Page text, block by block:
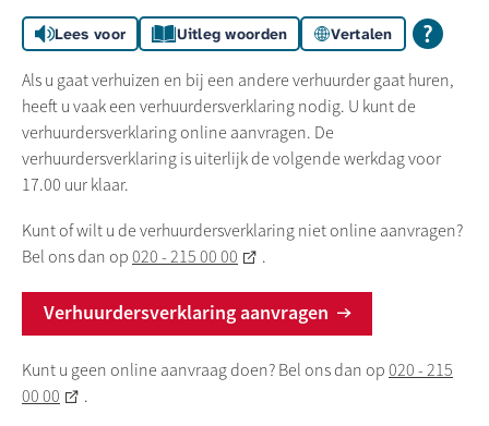
Lees voor Uitleg woorden Vertalen
Als u gaat verhuizen en bij een andere verhuurder gaat huren,
heeft u vaak een verhuurdersverklaring nodig. U kunt de
verhuurdersverklaring online aanvragen. De
verhuurdersverklaring is uiterlijk de volgende werkdag voor
17.00 uur klaar.
Kunt of wilt u de verhuurdersverklaring niet online aanvragen?
Bel ons dan op 020 - 215 00 00 .
Verhuurdersverklaring aanvragen
Kunt u geen online aanvraag doen? Bel ons dan op 020 - 215
00 00
.